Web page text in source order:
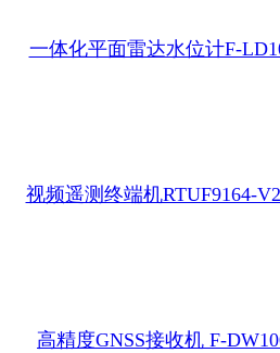
一体化平面雷达水位计F-
视频遥测终端机RTUF9164-
高精度GNSS接收机 F-
准确的报警，长期掌控大坝的安全
水库水雨情，远程控制闸门开关
库防汛和大坝安全监测和预警，
水库除险加固方案
变形监测：水平位移、垂直